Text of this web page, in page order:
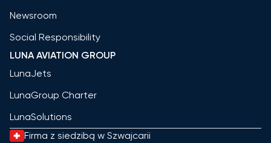
Newsroom
Social Responsibility
LUNA AVIATION GROUP
LunaJets
LunaGroup Charter
LunaSolutions
Firma z siedzibą w Szwajcarii